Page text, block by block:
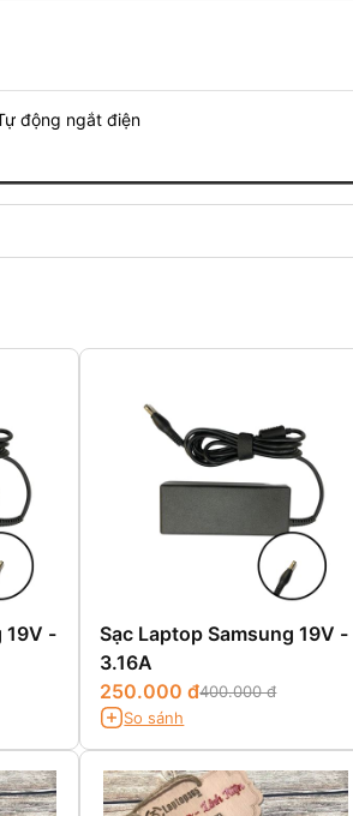
ngắt điện
19V -
Sạc Laptop Samsung 19V -
3.16A
250.000 đ400.000 đ
So sánh